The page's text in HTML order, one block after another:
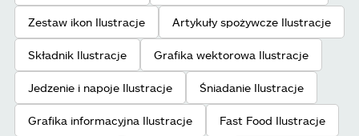
Zestaw ikon Ilustracje Artykuły spożywcze Ilustracje
Składnik Ilustracje Grafika wektorowa Ilustracje
Jedzenie i napoje Ilustracje Śniadanie Ilustracje
Grafika informacyjna Ilustracje Fast Food Ilustracje